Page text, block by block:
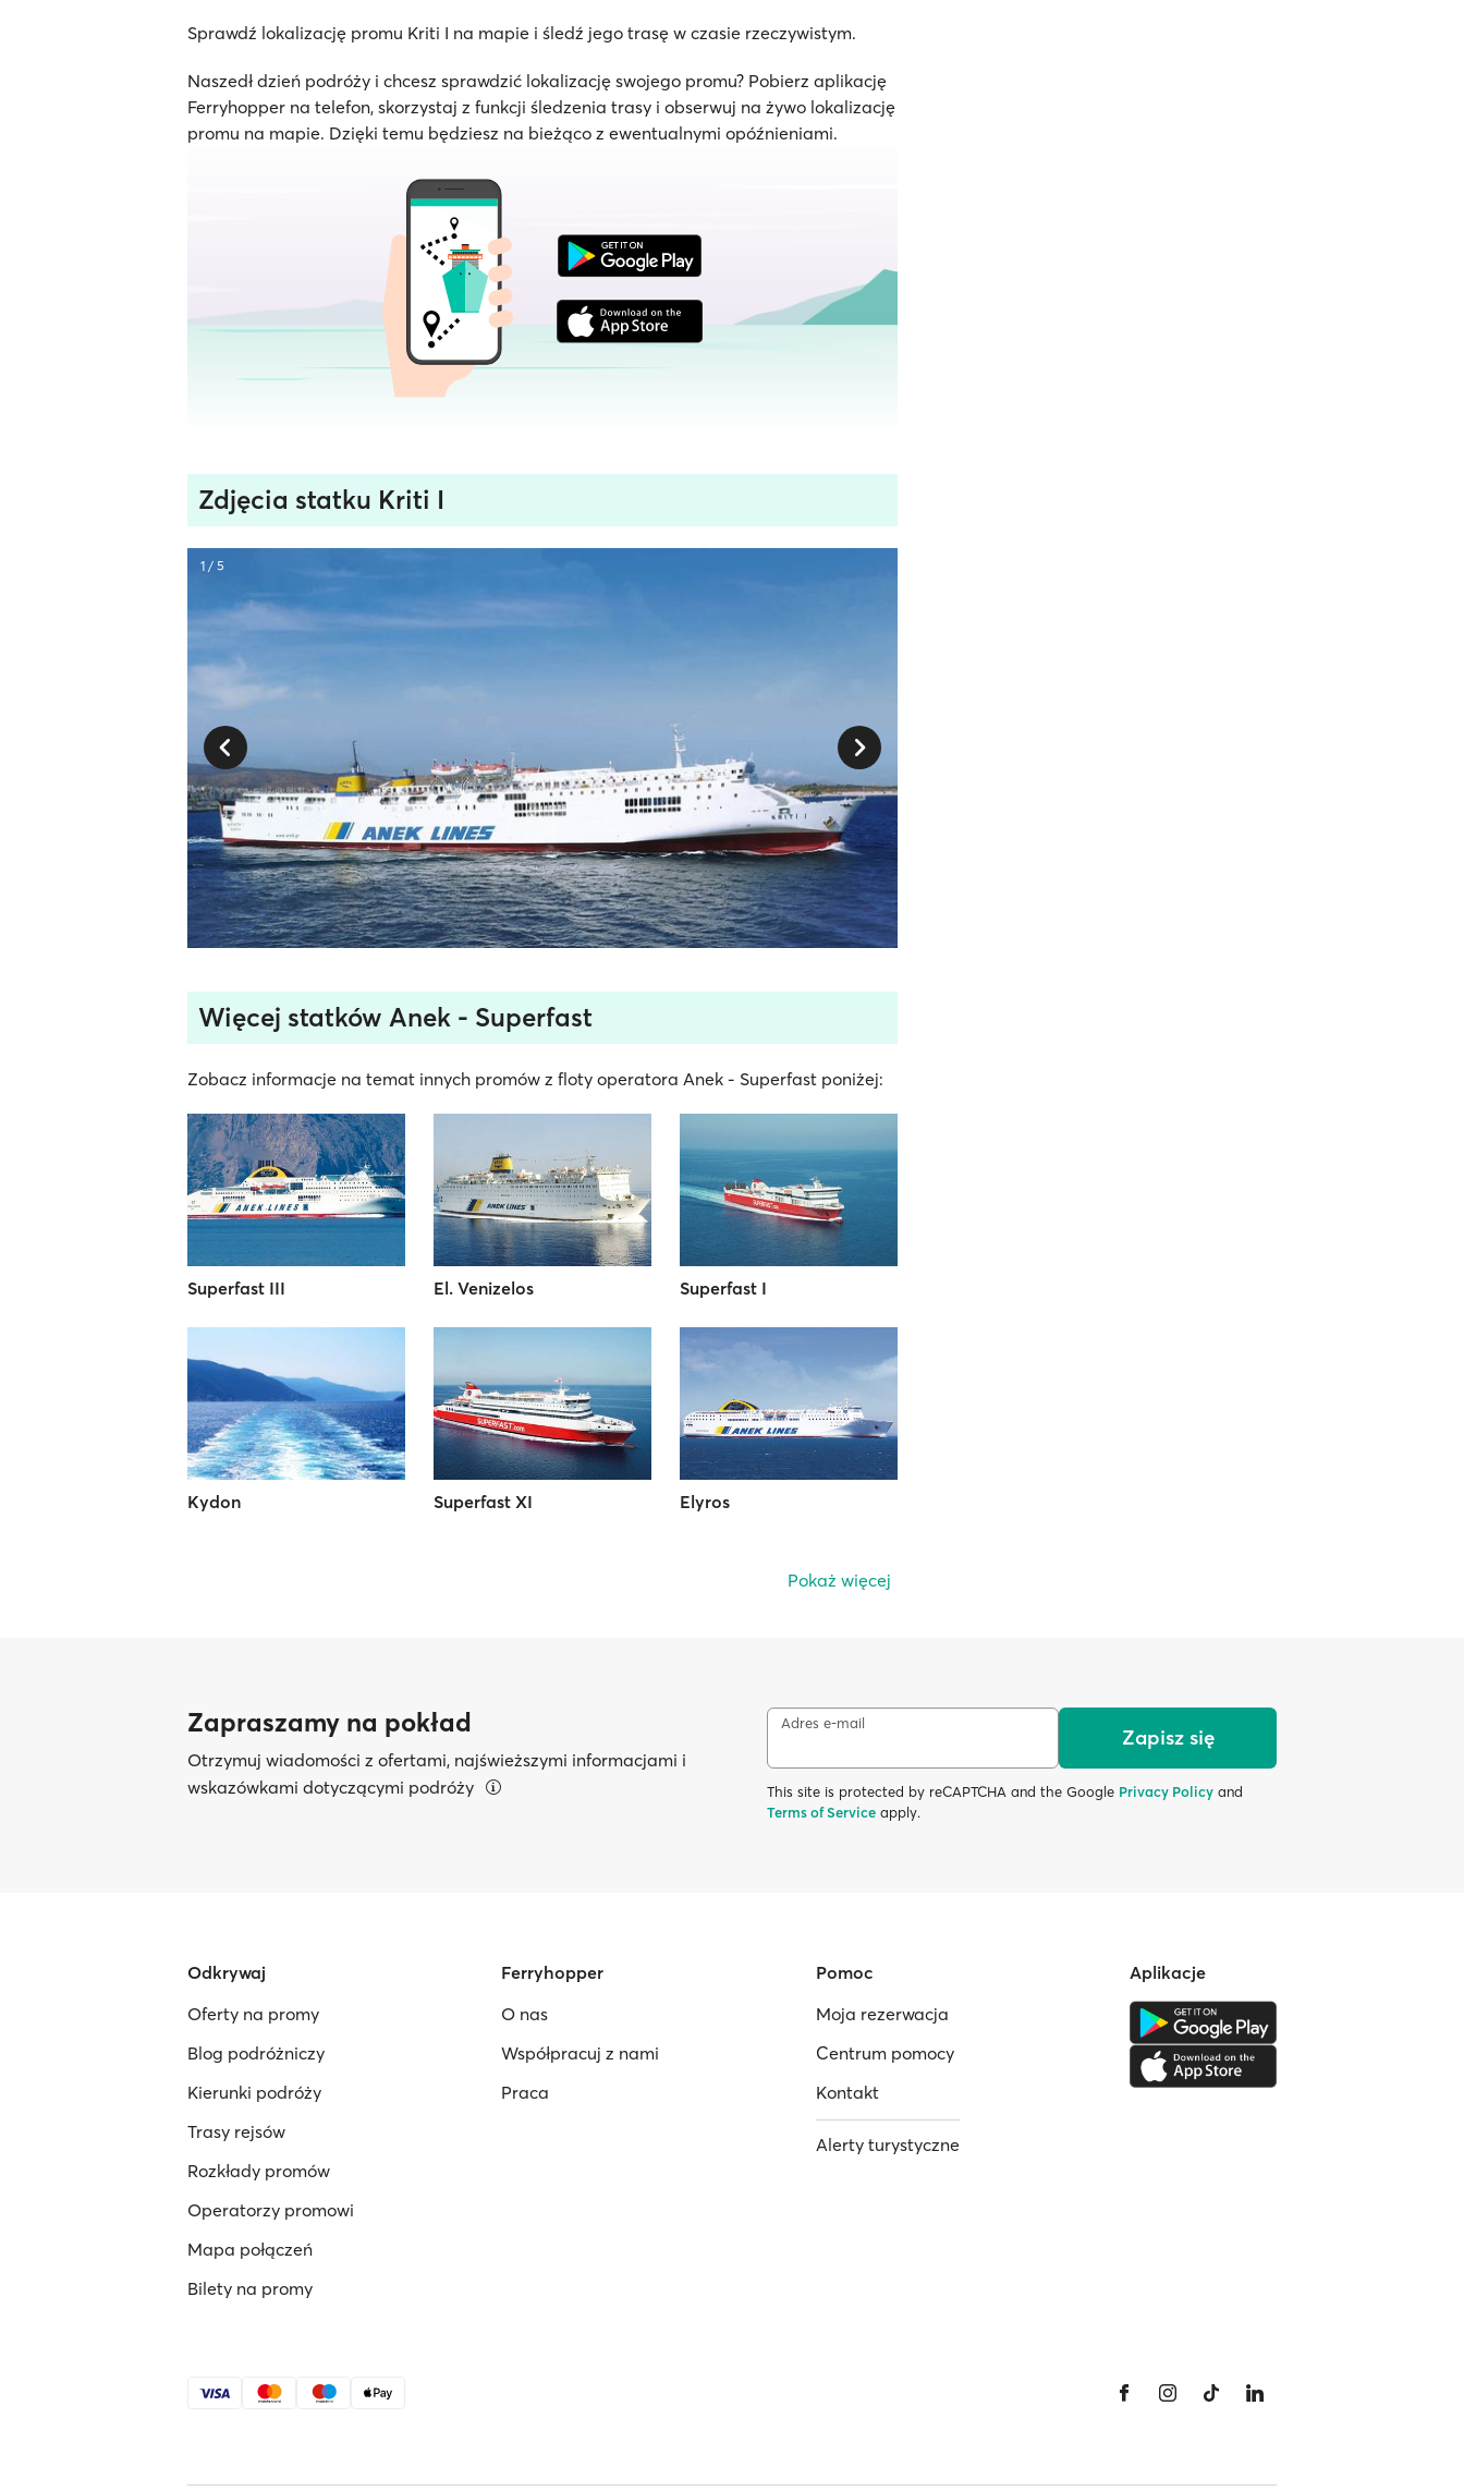
Sprawdź lokalizację promu Kriti I na mapie i śledź jego trasę w czasie rzeczywistym.
Naszedł dzień podróży i chcesz sprawdzić lokalizację swojego promu? Pobierz aplikację
Ferryhopper na telefon, skorzystaj z funkcji śledzenia trasy i obserwuj na żywo lokalizację
promu na mapie. Dzięki temu będziesz na bieżąco z ewentualnymi opóźnieniami.
Zdjęcia statku Kriti I
1 / 5
Więcej statków Anek - Superfast
Zobacz informacje na temat innych promów z floty operatora Anek - Superfast poniżej:
Superfast III El. Venizelos Superfast I
Kydon Superfast XI Elyros
Pokaż więcej
Zapraszamy na pokład
Otrzymuj wiadomości z ofertami, najświeższymi informacjami i
wskazówkami dotyczącymi podróży
Adres e-mail
Zapisz się
This site is protected by reCAPTCHA and the Google Privacy Policy and
Terms of Service apply.
Odkrywaj
Oferty na promy
Blog podróżniczy
Kierunki podróży
Trasy rejsów
Rozkłady promów
Operatorzy promowi
Mapa połączeń
Bilety na promy
Ferryhopper
O nas
Współpracuj z nami
Praca
Pomoc
Moja rezerwacja
Centrum pomocy
Kontakt
Alerty turystyczne
Aplikacje